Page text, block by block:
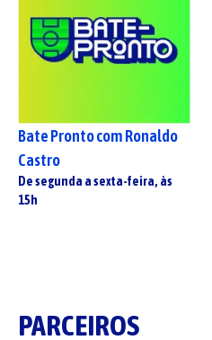
Bate Pronto com Ronaldo
Castro
De segunda a sexta-feira, às
15h
PARCEIROS